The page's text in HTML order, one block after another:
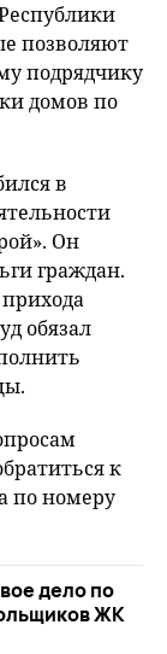
позволяют
подрядчику
домов по
в
Он
граждан.
обязал
к
по номеру
дело по
ЖК